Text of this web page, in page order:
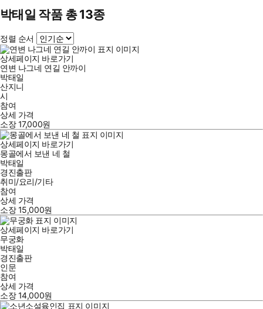
박태일 작품 총 13종
정렬 순서
상세페이지 바로가기
연변 나그네 연길 안까이
박태일
산지니
시
참여
상세 가격
소장17,000원
상세페이지 바로가기
몽골에서 보낸 네 철
박태일
경진출판
취미/요리/기타
참여
상세 가격
소장15,000원
상세페이지 바로가기
무궁화
박태일
경진출판
인문
참여
상세 가격
소장14,000원